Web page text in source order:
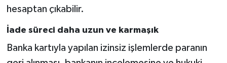
hesaptan çıkabilir.
İade süreci daha uzun ve karmaşık
Banka kartıyla yapılan izinsiz işlemlerde paranın